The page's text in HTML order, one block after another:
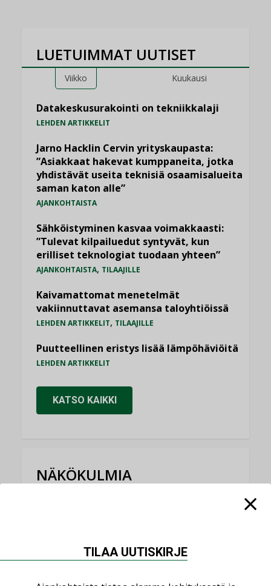
LUETUIMMAT UUTISET
Viikko Kuukausi
Datakeskusurakointi on tekniikkalaji
LEHDEN ARTIKKELIT
Jarno Hacklin Cervin yrityskaupasta:
”Asiakkaat hakevat kumppaneita, jotka
yhdistävät useita teknisiä osaamisalueita
saman katon alle”
AJANKOHTAISTA
Sähköistyminen kasvaa voimakkaasti:
”Tulevat kilpailuedut syntyvät, kun
erilliset teknologiat tuodaan yhteen”
AJANKOHTAISTA, TILAAJILLE
Kaivamattomat menetelmät
vakiinnuttavat asemansa taloyhtiöissä
LEHDEN ARTIKKELIT, TILAAJILLE
Puutteellinen eristys lisää lämpöhäviöitä
LEHDEN ARTIKKELIT
KATSO KAIKKI
NÄKÖKULMIA
Sähköistäminen säästää euroja
TILAA UUTISKIRJE